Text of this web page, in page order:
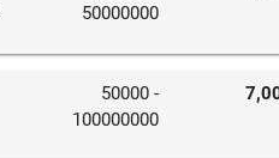
50000000
50000 -
100000000